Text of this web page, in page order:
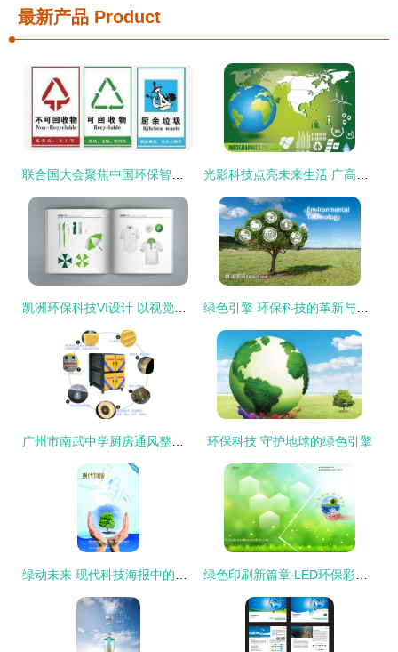
最新产品 Product
环保科技 守护地球的绿色引擎